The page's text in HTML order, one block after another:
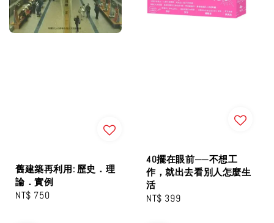
舊建築再利用: 歷史．理
論．實例
Regular
NT$ 750
40擺在眼前──不想工
作，就出去看別人怎麼生
活
Regular
NT$ 399